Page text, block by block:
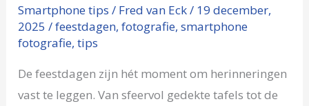
Smartphone tips / Fred van Eck/ 19 december,
2025/feestdagen,fotografie,smartphone
fotografie,tips
De feestdagen zijn hét moment om herinneringen
vast te leggen. Van sfeervol gedekte tafels tot de